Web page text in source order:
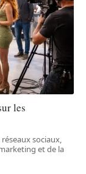
les
sociaux,
et de la